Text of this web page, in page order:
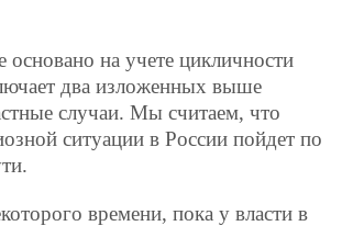
на учете цикличности
два изложенных выше
случаи. Мы считаем, что
ситуации в России пойдет по
времени, пока у власти в